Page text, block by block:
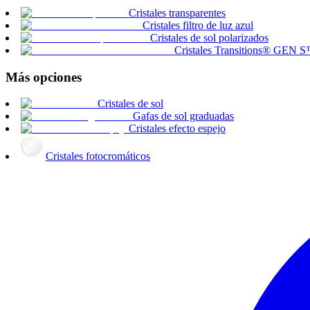
Cristales transparentes
Cristales filtro de luz azul
Cristales de sol polarizados
Cristales Transitions® GEN
Más opciones
Cristales de sol
Gafas de sol graduadas
Cristales efecto espejo
Cristales fotocromáticos